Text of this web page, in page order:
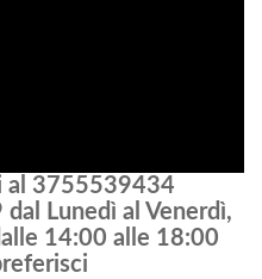
al 3755539434
Lunedì al Venerdì,
14:00 alle 18:00